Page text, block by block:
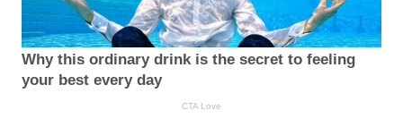
Why this ordinary drink is the secret to feeling
your best every day
CTA Love